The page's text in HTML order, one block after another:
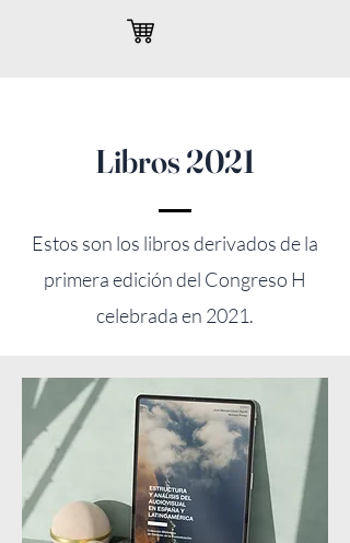
Libros 2021
Estos son los librosderivados de la
primera edición del Congreso H
celebrada en 2021.